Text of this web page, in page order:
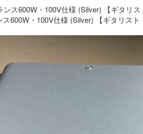
600W・100V仕様 (Silver) 【ギタリス